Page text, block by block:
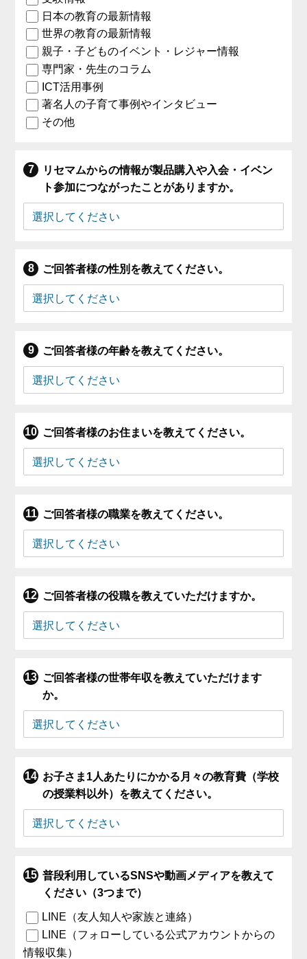
日本の教育の最新情報
世界の教育の最新情報
親子・子どものイベント・レジャー情報
専門家・先生のコラム
ICT活用事例
著名人の子育て事例やインタビュー
その他
リセマムからの情報が製品購入や入会・イベン
ト参加につながったことがありますか。
ご回答者様の性別を教えてください。
ご回答者様の年齢を教えてください。
ご回答者様のお住まいを教えてください。
ご回答者様の職業を教えてください。
ご回答者様の役職を教えていただけますか。
ご回答者様の世帯年収を教えていただけます
か。
お子さま1人あたりにかかる月々の教育費（学校
の授業料以外）を教えてください。
普段利用しているSNSや動画メディアを教えて
ください（3つまで）
LINE（友人知人や家族と連絡）
LINE（フォローしている公式アカウントからの
情報収集）